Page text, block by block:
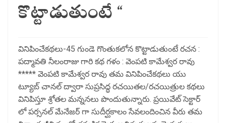
కొట్టాడుతుంటే “
వినిపించేకథలు-45 గుండె గొంతుకలోన కొట్టాడుతుంటే రచన :
పద్మావతి నీలంరాజు గారి కథ గళం : వెంపటి కామేశ్వర రావు
***** వెంపటి కామేశ్వర రావు తమ వినిపించేకథలు యు
ట్యూబ్ చానల్ ద్వారా సుప్రసిద్ధ రచయితల/రచయిత్రుల కథలు
వినిపిస్తూ శ్రోతల మన్ననలు పొందుతున్నారు. ప్రయివేట్ సెక్టార్
లో పర్సనల్ మేనేజర్ గా సుదీర్ఘకాలం సేవలందించిన వీరు తమ